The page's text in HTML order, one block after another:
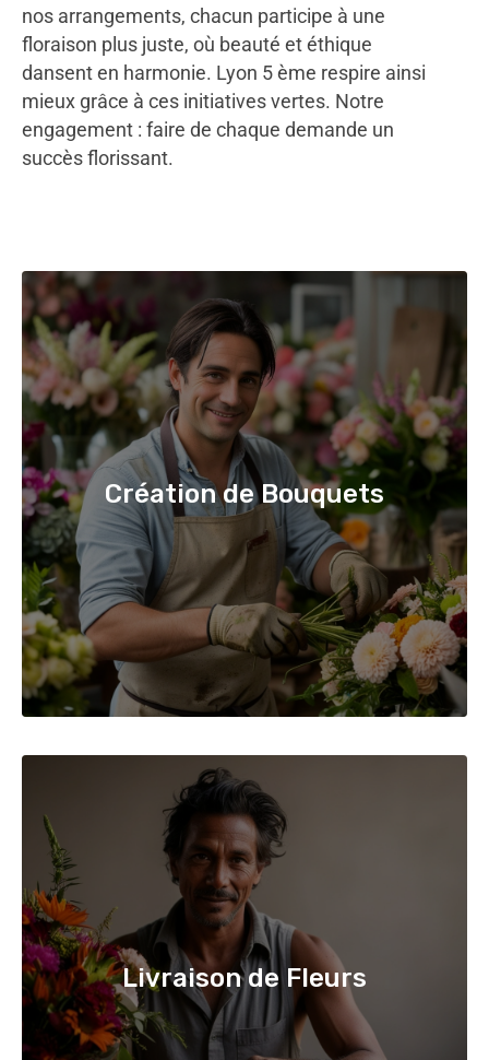
nos arrangements, chacun participe à une
floraison plus juste, où beauté et éthique
dansent en harmonie. Lyon 5 ème respire ainsi
mieux grâce à ces initiatives vertes. Notre
engagement : faire de chaque demande un
succès florissant.
Création de Bouquets
Livraison de Fleurs